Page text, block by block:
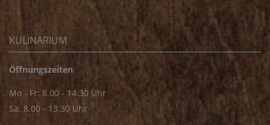
KULINARIUM
Öffnungszeiten
Mo - Fr: 8.00 - 14.30 Uhr
Sa: 8.00 - 13.30 Uhr